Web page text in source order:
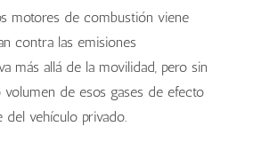
motores de combustión viene
contra las emisiones
más allá de la movilidad, pero sin
volumen de esos gases de efecto
del vehículo privado.